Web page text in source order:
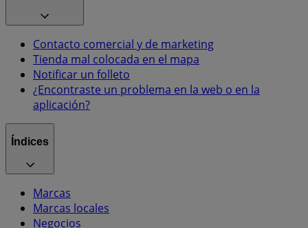
Contacto comercial y de marketing
Tienda mal colocada en el mapa
Notificar un folleto
¿Encontraste un problema en la web o en la
aplicación?
Índices
Marcas
Marcas locales
Negocios